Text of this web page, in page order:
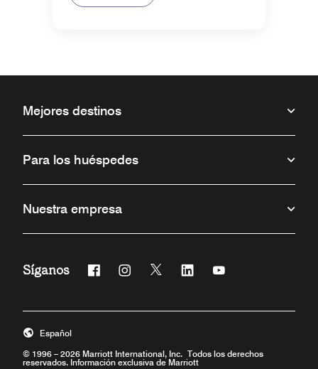
Mejores destinos
Para los huéspedes
Nuestra empresa
Síganos Facebook
Abre una ventana nueva
Instagram
Abre una ventana nueva
Twitter
Abre una ventana nueva
Linkedin
Abre una ventana nueva
Abre una ventana
© 1996 – 2026 Marriott International, Inc. Todos los derechos
reservados. Información exclusiva de Marriott
Español